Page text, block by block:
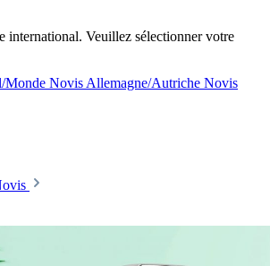
international. Veuillez sélectionner votre
Monde Novis Allemagne/Autriche Novis